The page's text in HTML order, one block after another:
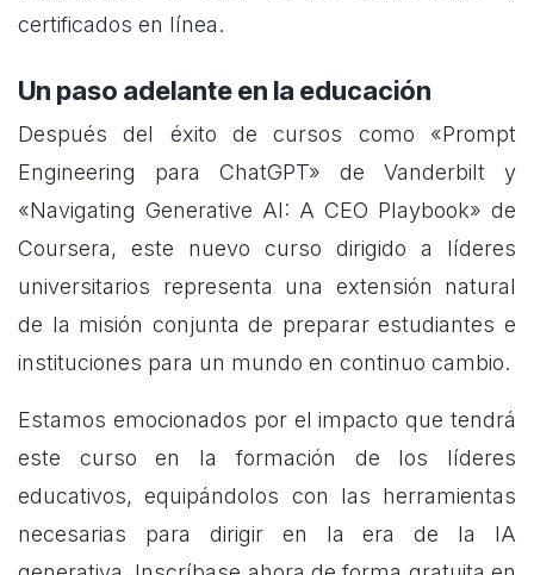
certificados en línea.
Un paso adelante en la educación
Después del éxito de cursos como «Prompt
Engineering para ChatGPT» de Vanderbilt y
«Navigating Generative AI: A CEO Playbook» de
Coursera, este nuevo curso dirigido a líderes
universitarios representa una extensión natural
de la misión conjunta de preparar estudiantes e
instituciones para un mundo en continuo cambio.
Estamos emocionados por el impacto que tendrá
este curso en la formación de los líderes
educativos, equipándolos con las herramientas
necesarias para dirigir en la era de la IA